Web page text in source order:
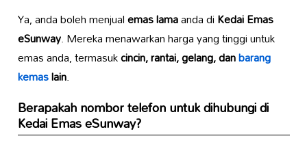
Ya, anda boleh menjualemas lamaanda diKedai Emas
eSunway. Mereka menawarkan harga yang tinggi untuk
emas anda, termasukcincin, rantai, gelang, danbarang
kemaslain.
Berapakah nombor telefon untuk dihubungi di
Kedai Emas eSunway?